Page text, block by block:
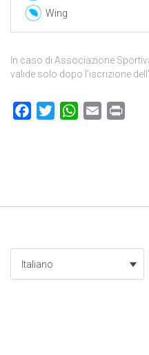
Wing
In caso di Associazione
valide solo dopo l’iscrizione
FacebookTwitterWhatsApp
Email
Italiano